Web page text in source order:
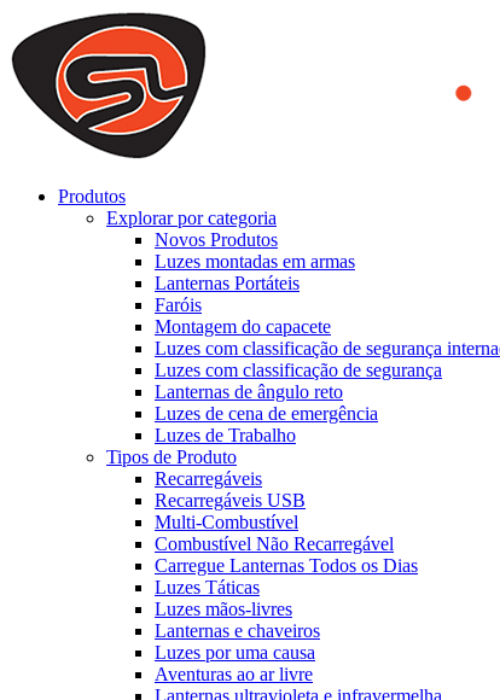
We use cookies to ensure that we provide you the best
you a better experience. To learn more or to find out how you
ACCEPT AND CLOSE
Produtos
Explorar por categoria
Novos Produtos
Luzes montadas em armas
Lanternas Portáteis
Faróis
Montagem do capacete
Luzes com classificação de segurança
Luzes com classificação de segurança
Lanternas de ângulo reto
Luzes de cena de emergência
Luzes de Trabalho
Tipos de Produto
Recarregáveis
Recarregáveis USB
Multi-Combustível
Combustível Não Recarregável
Carregue Lanternas Todos os Dias
Luzes Táticas
Luzes mãos-livres
Lanternas e chaveiros
Luzes por uma causa
Aventuras ao ar livre
Lanternas ultravioleta e infravermelha